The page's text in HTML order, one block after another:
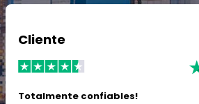
Cliente
Totalmente confiables!